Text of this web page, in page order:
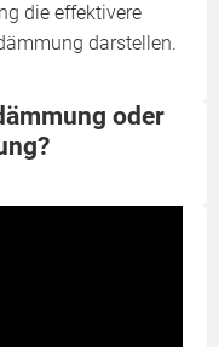
die effektivere
darstellen.
oder